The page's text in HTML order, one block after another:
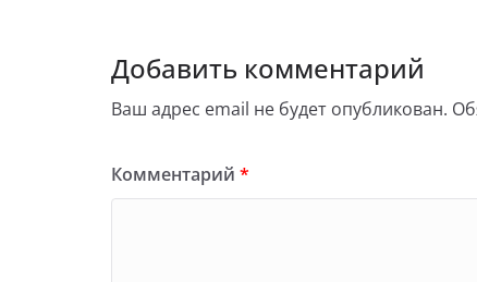
Добавить комментарий
Ваш адрес email не будет опубликован.
Комментарий *